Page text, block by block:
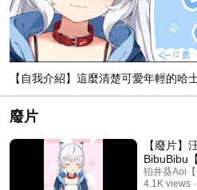
【自我介紹】這麼清楚可愛年輕的哈
廢片
【廢片】
BibuBibu
狛井葵Aoi【
4.1K views